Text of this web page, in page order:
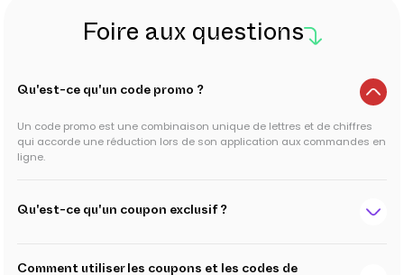
Foire aux questions
Qu'est-ce qu'un code promo ?
Un code promo est une combinaison unique de lettres et de chiffres
qui accorde une réduction lors de son application aux commandes en
ligne.
Qu'est-ce qu'un coupon exclusif ?
Comment utiliser les coupons et les codes de